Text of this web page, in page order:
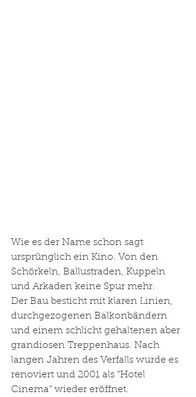
Wie es der Name schon sagt
ursprünglich ein Kino. Von den
Schörkeln, Ballustraden, Kuppeln
und Arkaden keine Spur mehr.
Der Bau besticht mit klaren Linien,
durchgezogenen Balkonbändern
und einem schlicht gehaltenen aber
grandiosen Treppenhaus. Nach
langen Jahren des Verfalls wurde es
renoviert und 2001 als “Hotel
Cinema“ wieder eröffnet.